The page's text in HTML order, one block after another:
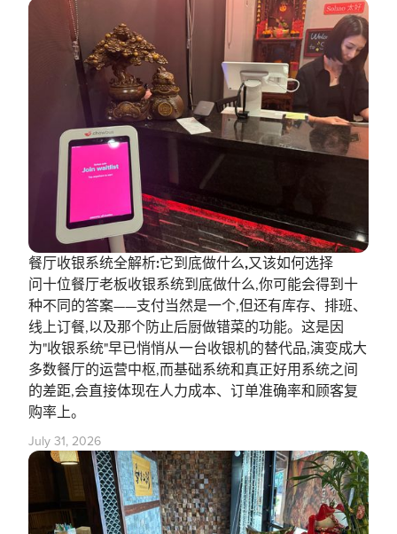
餐厅收银系统全解析:它到底做什么,又该如何选择
问十位餐厅老板收银系统到底做什么,你可能会得到十
种不同的答案——支付当然是一个,但还有库存、排班、
线上订餐,以及那个防止后厨做错菜的功能。这是因
为"收银系统"早已悄悄从一台收银机的替代品,演变成大
多数餐厅的运营中枢,而基础系统和真正好用系统之间
的差距,会直接体现在人力成本、订单准确率和顾客复
购率上。
July 31, 2026